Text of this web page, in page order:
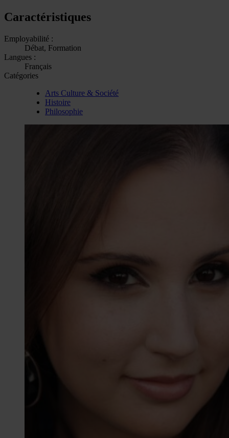
Caractéristiques
Employabilité :
Débat, Formation
Langues :
Français
Catégories
Arts Culture & Société
Histoire
Philosophie